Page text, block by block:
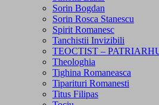
Sorin Bogdan
Sorin Rosca Stanescu
Spirit Romanesc
Tanchistii Invizibili
TEOCTIST –
Theologhia
Tighina Romaneasca
Tiparituri Romanesti
Titus Filipas